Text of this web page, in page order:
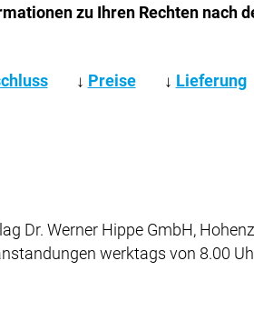
zu Ihren Rechten nach
↓ Preise ↓ Lieferung
Dr. Werner Hippe GmbH,
werktags von 8.00